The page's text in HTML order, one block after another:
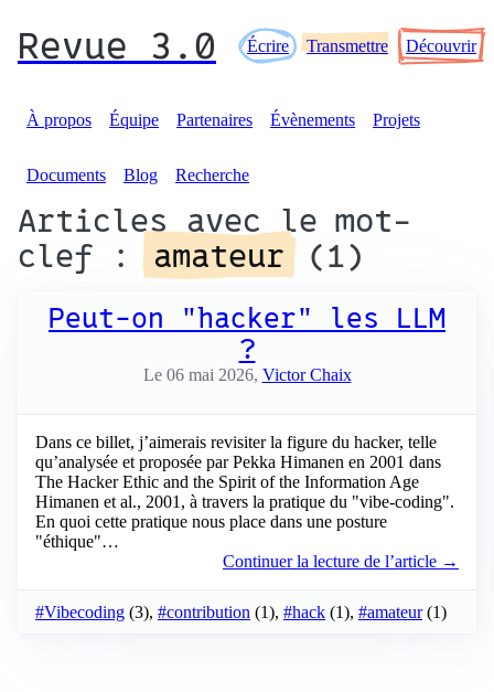
Revue 3.0 Écrire Transmettre Découvrir
À propos Équipe Partenaires Évènements Projets
Documents Blog Recherche
Articles avec le mot-
clef :
amateur (1)
Peut-on "hacker" les LLM
?
Le 06 mai 2026, Victor Chaix
Dans ce billet, j’aimerais revisiter la figure du hacker, telle
qu’analysée et proposée par Pekka Himanen en 2001 dans
The Hacker Ethic and the Spirit of the Information Age
Himanen et al., 2001, à travers la pratique du "vibe-coding".
En quoi cette pratique nous place dans une posture
"éthique"…
Continuer la lecture de l’article →
#Vibecoding (3), #contribution (1), #hack (1), #amateur(1)